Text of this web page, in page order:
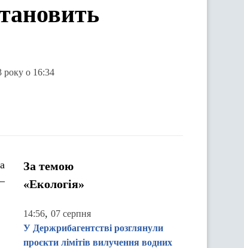
року о 16:34
За темою
«Екологія»
14:56, 07 серпня
У Держрибагентстві розглянули
проєкти лімітів вилучення водних